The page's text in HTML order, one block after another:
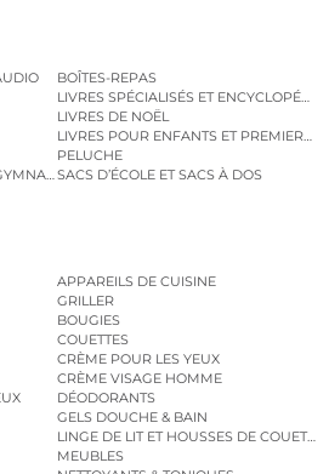
BOÎTES-REPAS
LIVRES SPÉCIALISÉS ET
LIVRES DE NOËL
LIVRES POUR ENFANTS ET PREMIERS
PELUCHE
SACS D’ÉCOLE ET SACS À DOS
APPAREILS DE CUISINE
GRILLER
BOUGIES
COUETTES
CRÈME POUR LES YEUX
CRÈME VISAGE HOMME
DÉODORANTS
GELS DOUCHE & BAIN
LINGE DE LIT ET HOUSSES DE COUETTE
MEUBLES